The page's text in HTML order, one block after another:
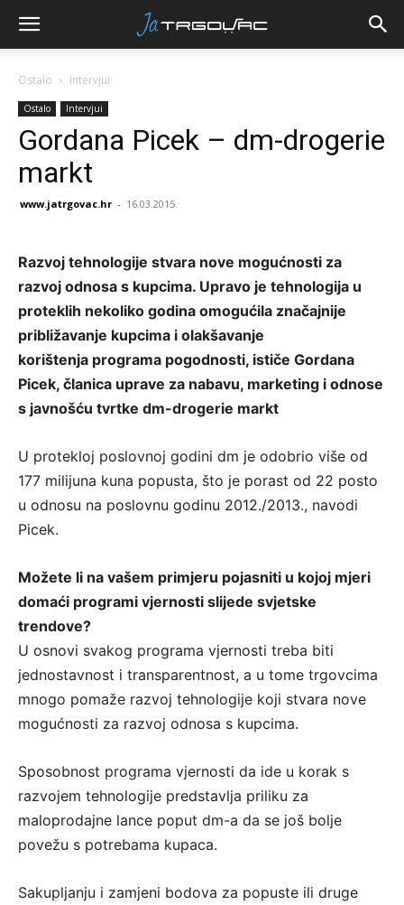
Ostalo Intervjui
Ostalo Intervjui
Gordana Picek – dm-drogerie
markt
www.jatrgovac.hr - 16.03.2015.
Razvoj tehnologije stvara nove mogućnosti za
razvoj odnosa s kupcima. Upravo je tehnologija u
proteklih nekoliko godina omogućila značajnije
približavanje kupcima i olakšavanje
korištenja programa pogodnosti, ističe Gordana
Picek, članica uprave za nabavu, marketing i odnose
s javnošću tvrtke dm-drogerie markt
U protekloj poslovnoj godini dm je odobrio više od
177 milijuna kuna popusta, što je porast od 22 posto
u odnosu na poslovnu godinu 2012./2013., navodi
Picek.
Možete li na vašem primjeru pojasniti u kojoj mjeri
domaći programi vjernosti slijede svjetske
trendove?
U osnovi svakog programa vjernosti treba biti
jednostavnost i transparentnost, a u tome trgovcima
mnogo pomaže razvoj tehnologije koji stvara nove
mogućnosti za razvoj odnosa s kupcima.
Sposobnost programa vjernosti da ide u korak s
razvojem tehnologije predstavlja priliku za
maloprodajne lance poput dm-a da se još bolje
povežu s potrebama kupaca.
Sakupljanju i zamjeni bodova za popuste ili druge